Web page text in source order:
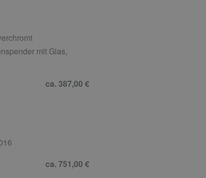
mit Glas,
ca. 387,00 €
ca. 751,00 €